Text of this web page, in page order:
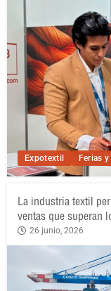
Expotextil Ferias
La industria textil
ventas que superan
26 junio, 2026